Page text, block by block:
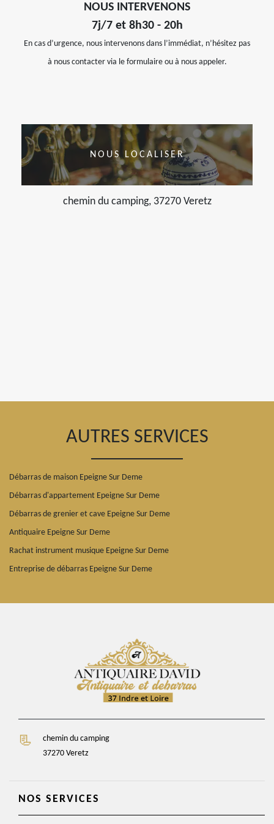
NOUS INTERVENONS
7j/7 et 8h30 - 20h
En cas d’urgence, nous intervenons dans l’immédiat, n’hésitez pas
à nous contacter via le formulaire ou à nous appeler.
NOUS LOCALISER
chemin du camping, 37270 Veretz
AUTRES SERVICES
Débarras de maison Epeigne Sur Deme
Débarras d'appartement Epeigne Sur Deme
Débarras de grenier et cave Epeigne Sur Deme
Antiquaire Epeigne Sur Deme
Rachat instrument musique Epeigne Sur Deme
Entreprise de débarras Epeigne Sur Deme
chemin du camping
37270 Veretz
NOS SERVICES